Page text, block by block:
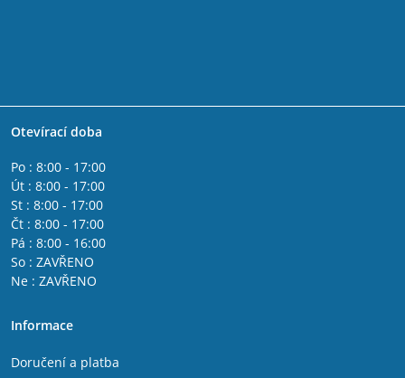
Otevírací doba
Po : 8:00 - 17:00
Út : 8:00 - 17:00
St : 8:00 - 17:00
Čt : 8:00 - 17:00
Pá : 8:00 - 16:00
So : ZAVŘENO
Ne : ZAVŘENO
Informace
Doručení a platba